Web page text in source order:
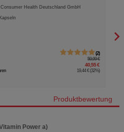
Consumer Health Deutschland GmbH
Kapseln
2
59,99 €
40,55 €
19,44 € (32%)
Produktbewertung
Power a)